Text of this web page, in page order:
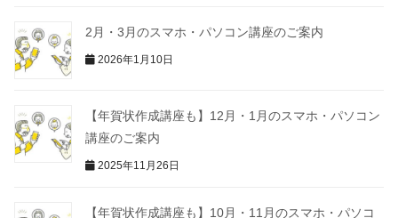
2月・3月のスマホ・パソコン講座のご案内
2026年1月10日
【年賀状作成講座も】12月・1月のスマホ・パソコン
講座のご案内
2025年11月26日
【年賀状作成講座も】10月・11月のスマホ・パソコ